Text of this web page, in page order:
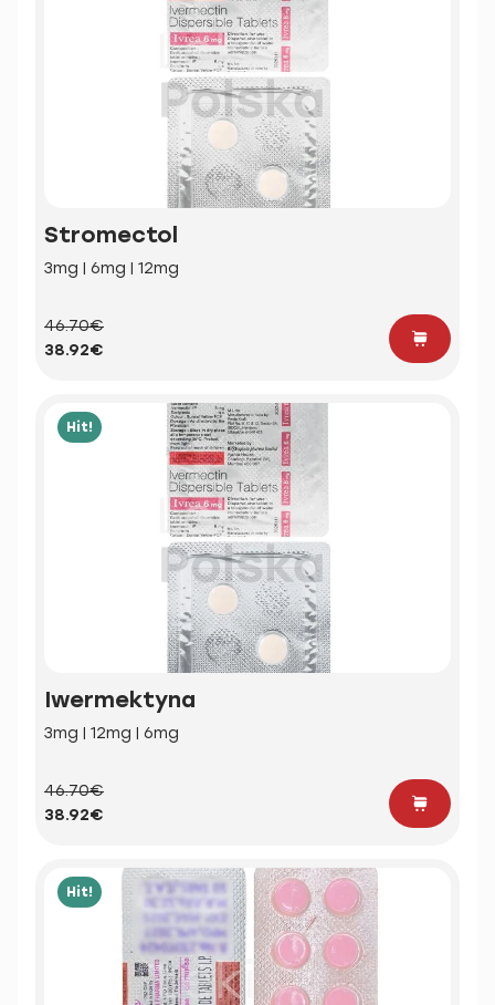
Stromectol
3mg | 6mg | 12mg
46.70€
38.92€
Hit!
Iwermektyna
3mg | 12mg | 6mg
46.70€
38.92€
Hit!